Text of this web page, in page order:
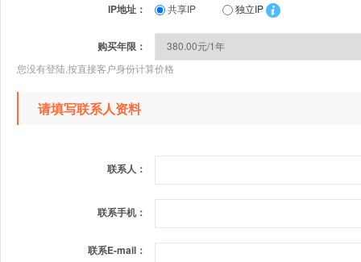
IP地址： 共享IP 独立IP
购买年限：
您没有登陆,按直接客户身份计算价格
请填写联系人资料
联系人：
联系手机：
联系E-mail：